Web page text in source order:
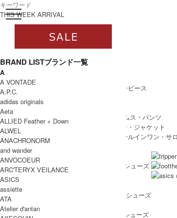
toggle navigation
ログイン
すべてWOMEN
WOMEN ALL ITEM
/ ワンピース
/ ボトムス・パンツ
/ アウター・ジャケット
/ オールインワン・サ
SHOES
SHOES ALL ITEM
DRESS SHOES
/ ドレスシューズ
BOOTS
/ バレエシューズ
/ その他シューズ
THIS WEEK ARRIVAL
BRAND LISTブランド一覧
A
A VONTADE
A.P.C.
adidas originals
Aeta
ALLIED Feather + Down
ALWEL
ANACHRONORM
and wander
ANVOCOEUR
ARC'TERYX VEILANCE
ASICS
assiette
ATA
Atelier d'antan